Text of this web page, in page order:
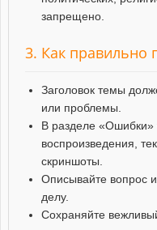
запрещено.
3. Как правильно
Заголовок темы
или проблемы.
В разделе «Ошибки»
воспроизведения,
скриншоты.
Описывайте вопрос
делу.
Сохраняйте